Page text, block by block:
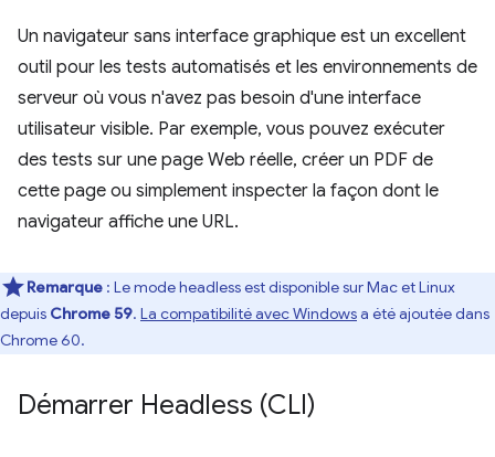
Un navigateur sans interface graphique est un excellent
outil pour les tests automatisés et les environnements de
serveur où vous n'avez pas besoin d'une interface
utilisateur visible. Par exemple, vous pouvez exécuter
des tests sur une page Web réelle, créer un PDF de
cette page ou simplement inspecter la façon dont le
navigateur affiche une URL.
Remarque : Le mode headless est disponible sur Mac et Linux
depuis Chrome 59. La compatibilité avec Windowsa été ajoutée dans
Chrome 60.
Démarrer Headless (CLI)